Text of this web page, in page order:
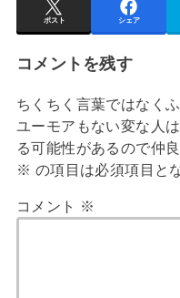
ポスト シェア
コメントを残す
ちくちく言葉ではなく
ユーモアもない変な人
る可能性があるので仲
※ の項目は必須項目と
コメント ※